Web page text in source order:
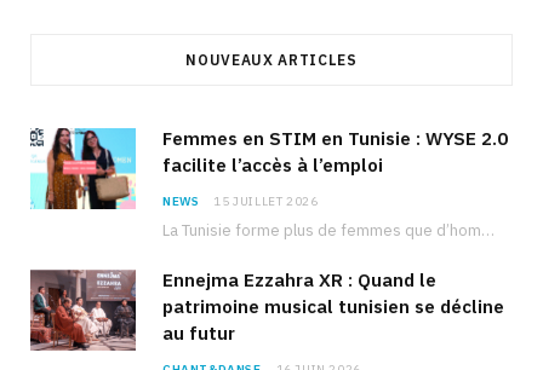
NOUVEAUX ARTICLES
Femmes en STIM en Tunisie : WYSE 2.0
facilite l’accès à l’emploi
NEWS 15 JUILLET 2026
La Tunisie forme plus de femmes que d’hommes dans les filières scientifiques. Pourtant, pour beaucoup…
Ennejma Ezzahra XR : Quand le
patrimoine musical tunisien se décline
au futur